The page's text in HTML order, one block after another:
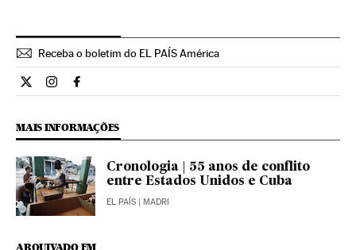
Receba o boletim do EL PAÍS América
Internacional El País Brasil en Twitter
Internacional El País Brasil en Instagram
Internacional El País Brasil en Facebook
MAIS INFORMAÇÕES
Cronologia | 55 anos de conflito
entre Estados Unidos e Cuba
EL PAÍS | MADRI
ARQUIVADO EM